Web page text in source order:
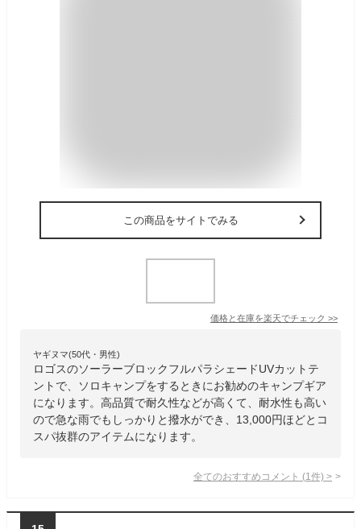
この商品をサイトでみる
価格と在庫を楽天でチェック >>
ヤギヌマ(50代・男性)
ロゴスのソーラーブロックフルパラシェードUVカットテ
ントで、ソロキャンプをするときにお勧めのキャンプギア
になります。高品質で耐久性などが高くて、耐水性も高い
ので急な雨でもしっかりと撥水ができ、13,000円ほどとコ
スパ抜群のアイテムになります。
全てのおすすめコメント (1 件) >